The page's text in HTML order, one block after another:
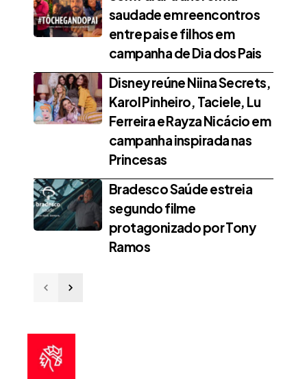
saudade em reencontros
entre pais e filhos em
campanha de Dia dos Pais
Disney reúne Niina Secrets,
Karol Pinheiro, Taciele, Lu
Ferreira e Rayza Nicácio em
campanha inspirada nas
Princesas
Bradesco Saúde estreia
segundo filme
protagonizado por Tony
Ramos